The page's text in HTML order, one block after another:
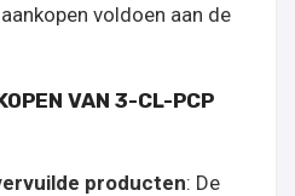
voldoen aan de
VAN 3-CL-PCP
producten: De